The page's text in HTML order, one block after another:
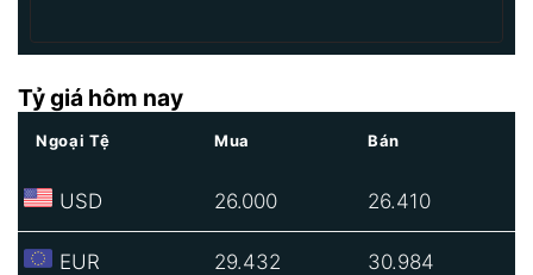
Tỷ giá hôm nay
Ngoại Tệ Mua Bán
USD 26.000 26.410
EUR 29.432 30.984